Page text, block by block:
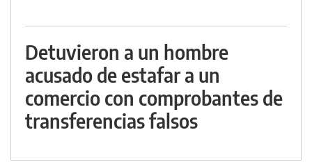
Detuvieron a un hombre
acusado de estafar a un
comercio con comprobantes de
transferencias falsos